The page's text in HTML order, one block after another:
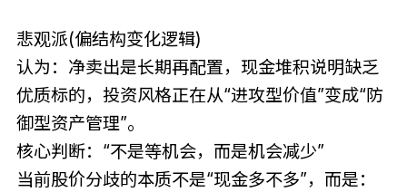
悲观派(偏结构变化逻辑)
认为：净卖出是长期再配置，现金堆积说明缺乏
优质标的，投资风格正在从“进攻型价值”变成“防
御型资产管理”。
核心判断：“不是等机会，而是机会减少”
当前股价分歧的本质不是“现金多不多”，而是：